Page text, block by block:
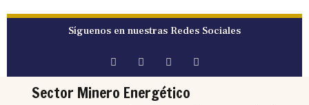
Síguenos en nuestras Redes Sociales
Sector Minero Energético